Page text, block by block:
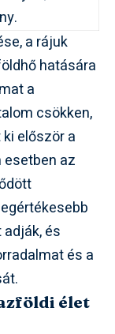
a rájuk
hatására
a
csökken,
először a
esetben az
és
és a
élet